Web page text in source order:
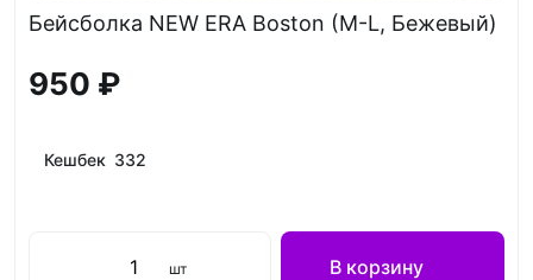
Бейсболка NEW ERA Boston (M-L, Бежевый)
950 ₽
Кешбек 332
шт В корзину